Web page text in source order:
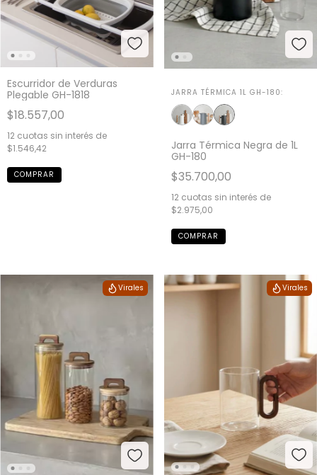
Escurridor de Verduras
Plegable GH-1818
$18.557,00
12 cuotas sin interés de
$1.546,42
JARRA TÉRMICA 1L GH-180:
Jarra Térmica Negra de 1L
GH-180
$35.700,00
12 cuotas sin interés de
$2.975,00
Virales Virales